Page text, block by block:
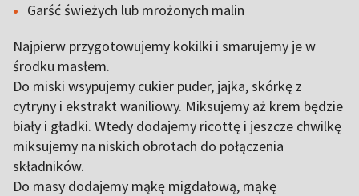
Garść świeżych lub mrożonych malin
Najpierw przygotowujemy kokilki i smarujemy je w
środku masłem.
Do miski wsypujemy cukier puder, jajka, skórkę z
cytryny i ekstrakt waniliowy. Miksujemy aż krem będzie
biały i gładki. Wtedy dodajemy ricottę i jeszcze chwilkę
miksujemy na niskich obrotach do połączenia
składników.
Do masy dodajemy mąkę migdałową, mąkę